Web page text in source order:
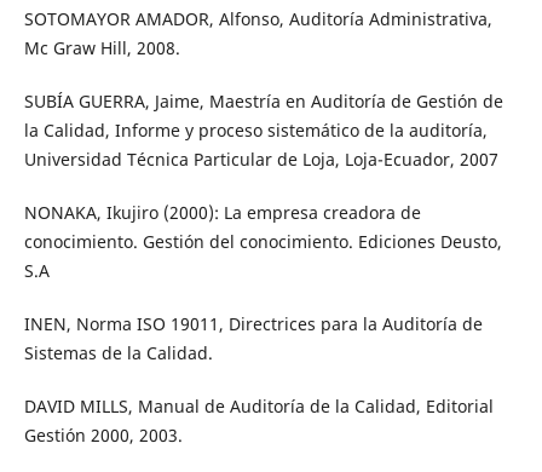
SOTOMAYOR AMADOR, Alfonso, Auditoría Administrativa,
Mc Graw Hill, 2008.
SUBÍA GUERRA, Jaime, Maestría en Auditoría de Gestión de
la Calidad, Informe y proceso sistemático de la auditoría,
Universidad Técnica Particular de Loja, Loja-Ecuador, 2007
NONAKA, Ikujiro (2000): La empresa creadora de
conocimiento. Gestión del conocimiento. Ediciones Deusto,
S.A
INEN, Norma ISO 19011, Directrices para la Auditoría de
Sistemas de la Calidad.
DAVID MILLS, Manual de Auditoría de la Calidad, Editorial
Gestión 2000, 2003.